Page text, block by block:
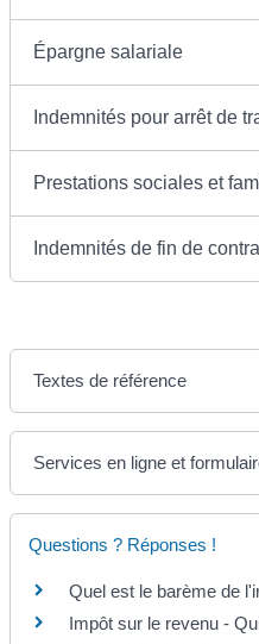
Épargne salariale
Indemnités pour arrêt de
Prestations sociales et
Indemnités de fin de
Textes de référence
Services en ligne et
Questions ? Réponses !
Quel est le barème de
Impôt sur le revenu -